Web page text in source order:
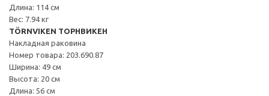
Длина: 114 см
Вес: 7.94 кг
TÖRNVIKEN ТОРНВИКЕН
Накладная раковина
Номер товара: 203.690.87
Ширина: 49 см
Высота: 20 см
Длина: 56 см